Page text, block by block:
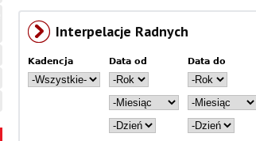
Interpelacje Radnych
Kadencja
Data od
D
a
t
a
o
R
o
k
M
i
e
s
D
z
Data do
D
a
t
a
d
R
o
k
M
i
e
s
D
z